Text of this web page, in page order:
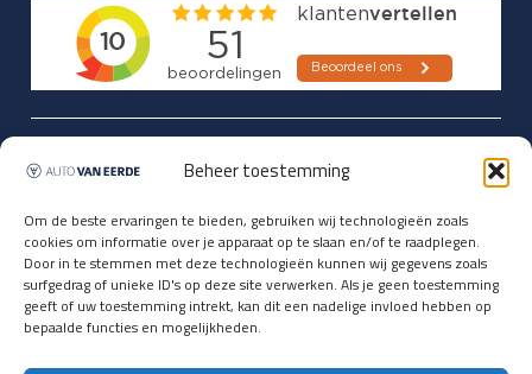
Beheer toestemming
Om de beste ervaringen te bieden, gebruiken wij technologieën zoals
cookies om informatie over je apparaat op te slaan en/of te raadplegen.
Door in te stemmen met deze technologieën kunnen wij gegevens zoals
surfgedrag of unieke ID's op deze site verwerken. Als je geen toestemming
geeft of uw toestemming intrekt, kan dit een nadelige invloed hebben op
bepaalde functies en mogelijkheden.
Updates over nieuwbinnen-komers
en verwacht rijplezier ontvangen,
vóórdat ze op de portals staan?
Registreer je hier.
E-mailadres *